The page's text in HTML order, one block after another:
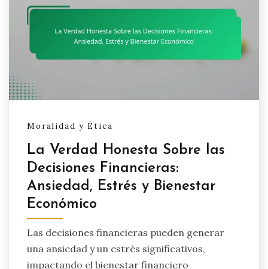
Moralidad y Ética
La Verdad Honesta Sobre las
Decisiones Financieras:
Ansiedad, Estrés y Bienestar
Económico
Las decisiones financieras pueden generar
una ansiedad y un estrés significativos,
impactando el bienestar financiero